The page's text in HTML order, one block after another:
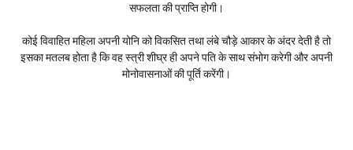
सफलता की प्राप्ति होगी।
कोई विवाहित महिला अपनी योनि को विकसित तथा लंबे चौड़े आकार के अंदर देती है तो
इसका मतलब होता है कि वह स्त्री शीघ्र ही अपने पति के साथ संभोग करेगी और अपनी
मोनोवासनाओं की पूर्ति करेंगी।